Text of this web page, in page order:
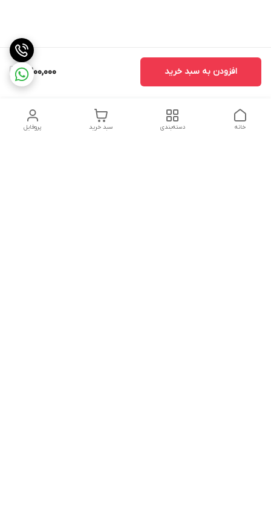
2,200,000 افزودن به سبد خرید
پروفایل سبد خرید دسته‌بندی خانه